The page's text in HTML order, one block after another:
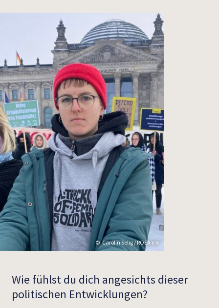
Carolin Selig / ROSA e.V.
Wie fühlst du dich angesichts dieser
politischen Entwicklungen?